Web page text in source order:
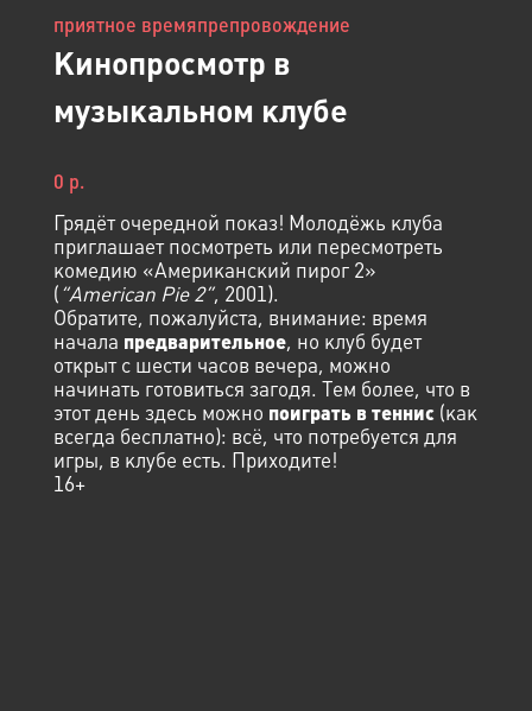
приятное времяпрепровождение
Кинопросмотр в
музыкальном клубе
0 р.
Грядёт очередной показ! Молодёжь клуба
приглашает посмотреть или пересмотреть
комедию «Американский пирог 2»
( “American Pie 2”, 2001).
Обратите, пожалуйста, внимание: время
начала предварительное, но клуб будет
открыт с шести часов вечера, можно
начинать готовиться загодя. Тем более, что в
этот день здесь можно поиграть в теннис (как
всегда бесплатно): всё, что потребуется для
игры, в клубе есть. Приходите!
16+